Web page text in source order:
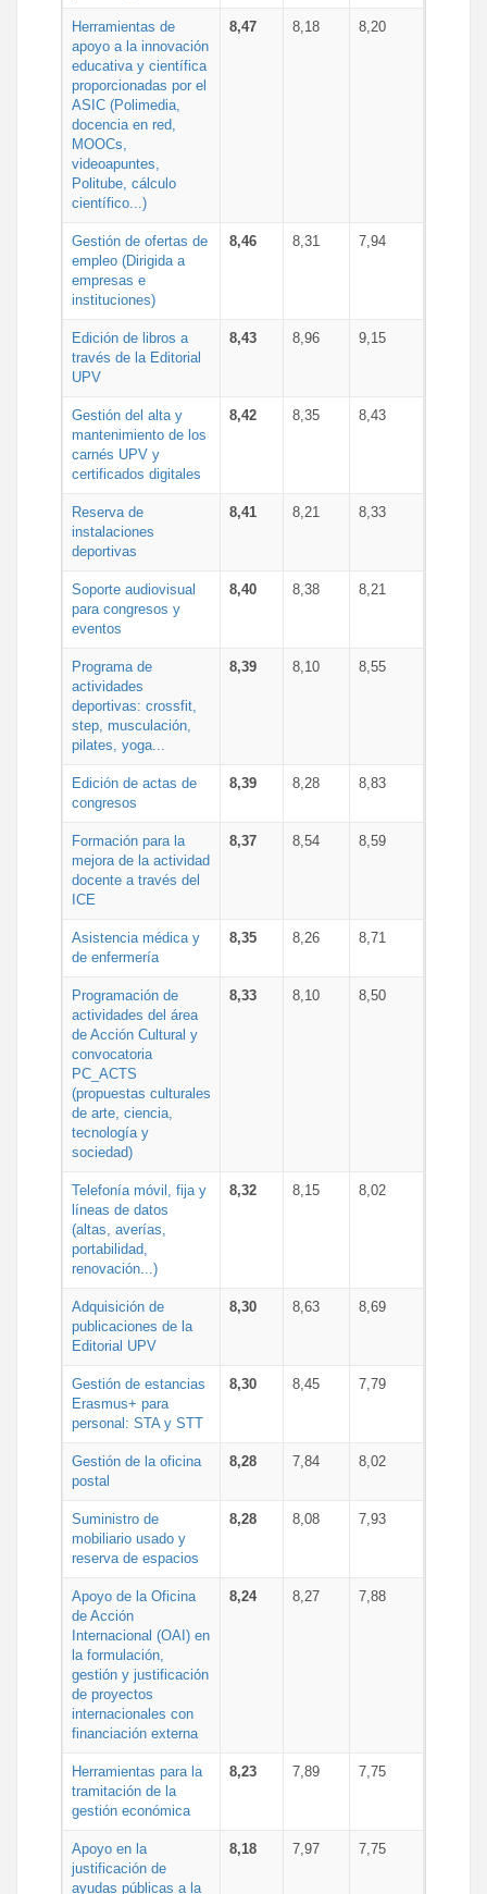
Herramientas de
apoyo a la innovación
educativa y científica
proporcionadas por el
ASIC (Polimedia,
docencia en red,
MOOCs,
videoapuntes,
Politube, cálculo
científico...)
8,47 8,18 8,20
Gestión de ofertas de
empleo (Dirigida a
empresas e
instituciones)
8,46 8,31 7,94
Edición de libros a
través de la Editorial
UPV
8,43 8,96 9,15
Gestión del alta y
mantenimiento de los
carnés UPV y
certificados digitales
8,42 8,35 8,43
Reserva de
instalaciones
deportivas
8,41 8,21 8,33
Soporte audiovisual
para congresos y
eventos
8,40 8,38 8,21
Programa de
actividades
deportivas: crossfit,
step, musculación,
pilates, yoga...
8,39 8,10 8,55
Edición de actas de
congresos
8,39 8,28 8,83
Formación para la
mejora de la actividad
docente a través del
ICE
8,37 8,54 8,59
Asistencia médica y
de enfermería
8,35 8,26 8,71
Programación de
actividades del área
de Acción Cultural y
convocatoria
PC_ACTS
(propuestas culturales
de arte, ciencia,
tecnología y
sociedad)
8,33 8,10 8,50
Telefonía móvil, fija y
líneas de datos
(altas, averías,
portabilidad,
renovación...)
8,32 8,15 8,02
Adquisición de
publicaciones de la
Editorial UPV
8,30 8,63 8,69
Gestión de estancias
Erasmus+ para
personal: STA y STT
8,30 8,45 7,79
Gestión de la oficina
postal
8,28 7,84 8,02
Suministro de
mobiliario usado y
reserva de espacios
8,28 8,08 7,93
Apoyo de la Oficina
de Acción
Internacional (OAI) en
la formulación,
gestión y justificación
de proyectos
internacionales con
financiación externa
8,24 8,27 7,88
Herramientas para la
tramitación de la
gestión económica
8,23 7,89 7,75
Apoyo en la
justificación de
ayudas públicas a la
8,18 7,97 7,75